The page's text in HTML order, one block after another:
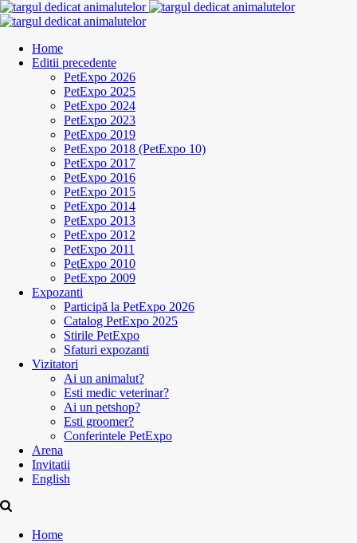
Home
Editii precedente
PetExpo 2026
PetExpo 2025
PetExpo 2024
PetExpo 2023
PetExpo 2019
PetExpo 2018 (PetExpo 10)
PetExpo 2017
PetExpo 2016
PetExpo 2015
PetExpo 2014
PetExpo 2013
PetExpo 2012
PetExpo 2011
PetExpo 2010
PetExpo 2009
Expozanti
Participă la PetExpo 2026
Catalog PetExpo 2025
Stirile PetExpo
Sfaturi expozanti
Vizitatori
Ai un animalut?
Esti medic veterinar?
Ai un petshop?
Esti groomer?
Conferintele PetExpo
Arena
Invitatii
English
Home